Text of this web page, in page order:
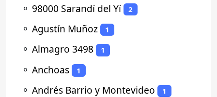
⚬ 98000 Sarandí del Yí 2
⚬ Agustín Muñoz 1
⚬ Almagro 3498 1
⚬ Anchoas 1
⚬ Andrés Barrio y Montevideo 1